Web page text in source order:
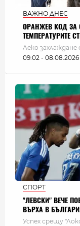
ВАЖНО ДНЕС
ОРАНЖЕВ КОД ЗА
ТЕМПЕРАТУРИТЕ
Леко захлаждане
09:02 - 08.08.2026
СПОРТ
"ЛЕВСКИ" ВЕЧЕ
ВЪРХА В
Успех срещу